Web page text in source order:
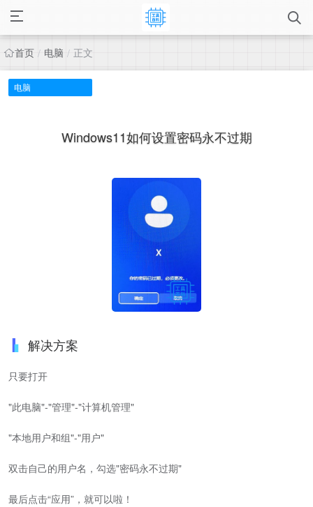
首页 / 电脑 / 正文
电脑
Windows11如何设置密码永不过期
解决方案
只要打开
"此电脑"-"管理"-"计算机管理"
"本地用户和组"-"用户"
双击自己的用户名，勾选"密码永不过期"
最后点击“应用”，就可以啦！